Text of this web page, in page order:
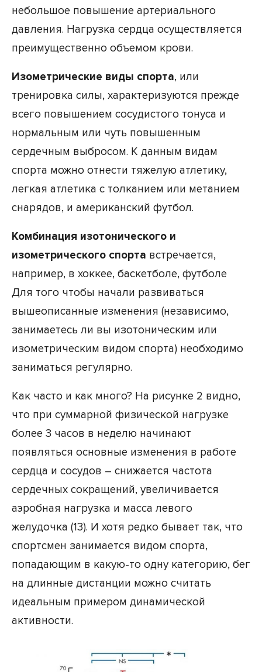
небольшое повышение артериального
давления. Нагрузка сердца осуществляется
преимущественно объемом крови.
Изометрические виды спорта, или
тренировка силы, характеризуются прежде
всего повышением сосудистого тонуса и
нормальным или чуть повышенным
сердечным выбросом. К данным видам
спорта можно отнести тяжелую атлетику,
легкая атлетика с толканием или метанием
снарядов, и американский футбол.
Комбинация изотонического и
изометрического спорта встречается,
например, в хоккее, баскетболе, футболе
Для того чтобы начали развиваться
вышеописанные изменения (независимо,
занимаетесь ли вы изотоническим или
изометрическим видом спорта) необходимо
заниматься регулярно.
Как часто и как много? На рисунке 2 видно,
что при суммарной физической нагрузке
более 3 часов в неделю начинают
появляться основные изменения в работе
сердца и сосудов – снижается частота
сердечных сокращений, увеличивается
аэробная нагрузка и масса левого
желудочка (13). И хотя редко бывает так, что
спортсмен занимается видом спорта,
попадающим в какую-то одну категорию, бег
на длинные дистанции можно считать
идеальным примером динамической
активности.